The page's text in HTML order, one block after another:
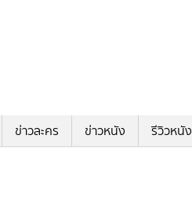
ข่าวละคร ข่าวหนัง รีวิวหนัง